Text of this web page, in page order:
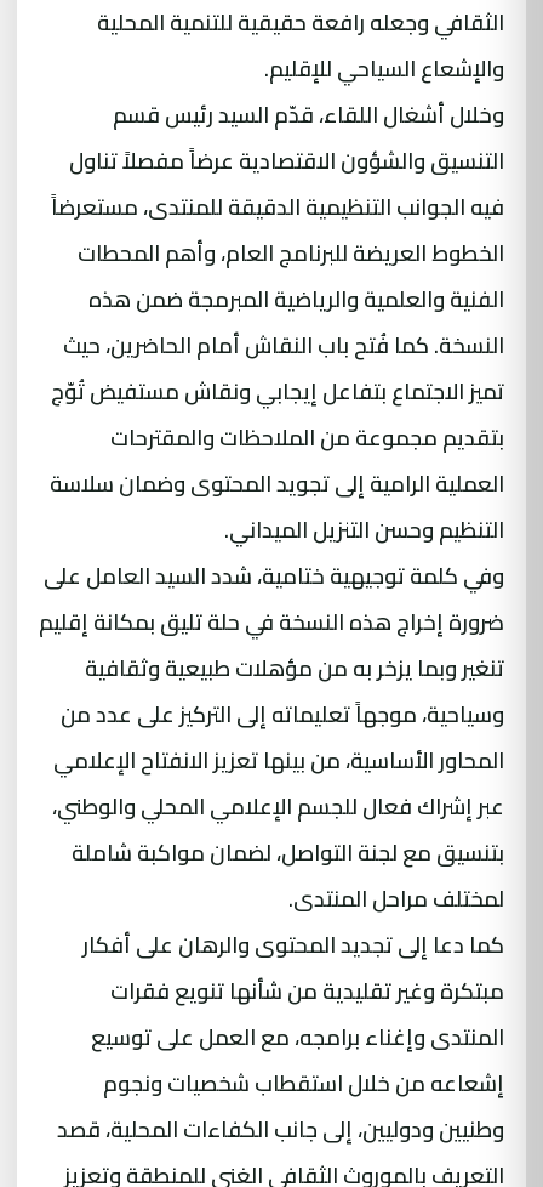
الثقافي وجعله رافعة حقيقية للتنمية المحلية
والإشعاع السياحي للإقليم.
وخلال أشغال اللقاء، قدّم السيد رئيس قسم
التنسيق والشؤون الاقتصادية عرضاً مفصلاً تناول
فيه الجوانب التنظيمية الدقيقة للمنتدى، مستعرضاً
الخطوط العريضة للبرنامج العام، وأهم المحطات
الفنية والعلمية والرياضية المبرمجة ضمن هذه
النسخة. كما فُتح باب النقاش أمام الحاضرين، حيث
تميز الاجتماع بتفاعل إيجابي ونقاش مستفيض تُوّج
بتقديم مجموعة من الملاحظات والمقترحات
العملية الرامية إلى تجويد المحتوى وضمان سلاسة
التنظيم وحسن التنزيل الميداني.
وفي كلمة توجيهية ختامية، شدد السيد العامل على
ضرورة إخراج هذه النسخة في حلة تليق بمكانة إقليم
تنغير وبما يزخر به من مؤهلات طبيعية وثقافية
وسياحية، موجهاً تعليماته إلى التركيز على عدد من
المحاور الأساسية، من بينها تعزيز الانفتاح الإعلامي
عبر إشراك فعال للجسم الإعلامي المحلي والوطني،
بتنسيق مع لجنة التواصل، لضمان مواكبة شاملة
لمختلف مراحل المنتدى.
كما دعا إلى تجديد المحتوى والرهان على أفكار
مبتكرة وغير تقليدية من شأنها تنويع فقرات
المنتدى وإغناء برامجه، مع العمل على توسيع
إشعاعه من خلال استقطاب شخصيات ونجوم
وطنيين ودوليين، إلى جانب الكفاءات المحلية، قصد
التعريف بالموروث الثقافي الغني للمنطقة وتعزيز